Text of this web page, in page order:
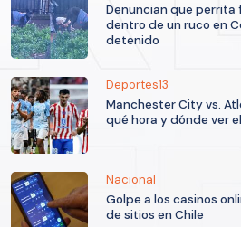
Denuncian que perrita
dentro de un ruco en
detenido
Deportes13
Manchester City vs.
qué hora y dónde ver
Nacional
Golpe a los casinos
de sitios en Chile